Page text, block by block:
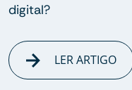
digital?
LER ARTIGO